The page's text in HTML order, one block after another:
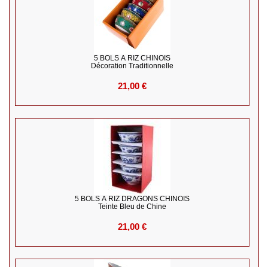
5 BOLS À RIZ CHINOIS
Décoration Traditionnelle
21,00 €
5 BOLS À RIZ DRAGONS CHINOIS
Teinte Bleu de Chine
21,00 €